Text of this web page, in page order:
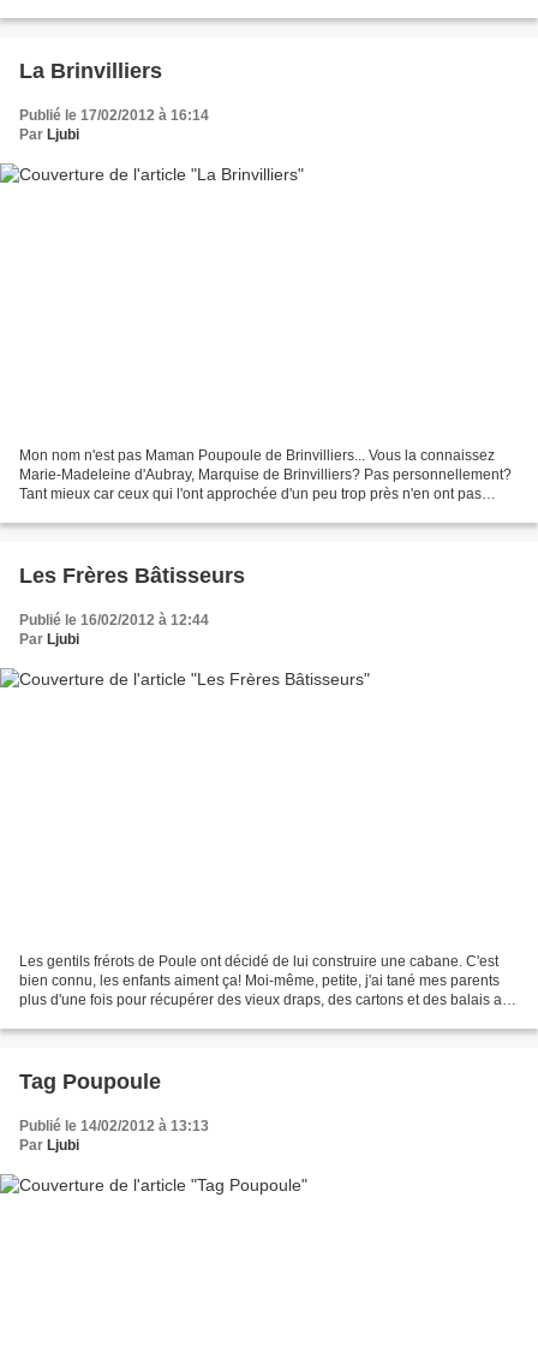
La Brinvilliers
Publié le 17/02/2012 à 16:14
Par Ljubi
Mon nom n'est pas Maman Poupoule de Brinvilliers... Vous la connaissez
Marie-Madeleine d'Aubray, Marquise de Brinvilliers? Pas personnellement?
Tant mieux car ceux qui l'ont approchée d'un peu trop près n'en ont pas
Les Frères Bâtisseurs
Publié le 16/02/2012 à 12:44
Par Ljubi
Les gentils frérots de Poule ont décidé de lui construire une cabane. C'est
bien connu, les enfants aiment ça! Moi-même, petite, j'ai tané mes parents
plus d'une fois pour récupérer des vieux draps, des cartons et des balais afin
Tag Poupoule
Publié le 14/02/2012 à 13:13
Par Ljubi